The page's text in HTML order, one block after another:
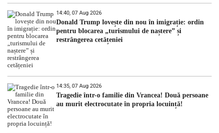
14:40, 07 Aug 2026
Donald Trump lovește din nou în imigrație: ordin
pentru blocarea „turismului de naștere” și
restrângerea cetățeniei
14:35, 07 Aug 2026
Tragedie într-o familie din Vrancea! Două persoane
au murit electrocutate în propria locuință!